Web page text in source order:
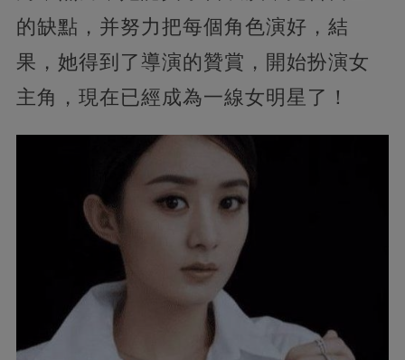
的缺點，并努力把每個角色演好，結
果，她得到了導演的贊賞，開始扮演女
主角，現在已經成為一線女明星了！